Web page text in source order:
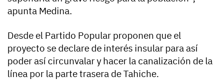
apunta Medina.
Desde el Partido Popular proponen que el
proyecto se declare de interés insular para así
poder así circunvalar y hacer la canalización de la
línea por la parte trasera de Tahiche.